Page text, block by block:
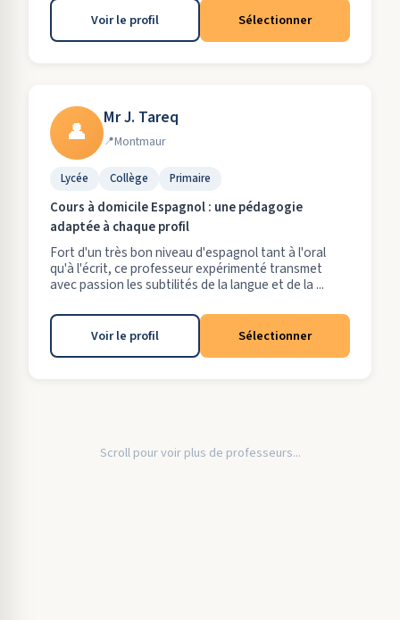
Voir le profil Sélectionner
👤 Mr J. Tareq
Montmaur
Lycée Collège Primaire
Cours à domicile Espagnol : une pédagogie
adaptée à chaque profil
Fort d'un très bon niveau d'espagnol tant à l'oral
qu'à l'écrit, ce professeur expérimenté transmet
avec passion les subtilités de la langue et de la ...
Voir le profil Sélectionner
Scroll pour voir plus de professeurs...